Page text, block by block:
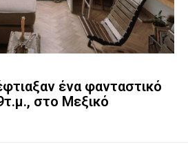
ένα φανταστικό
στο Μεξικό